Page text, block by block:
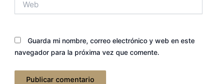
Guarda mi nombre, correo electrónico y web en este
navegador para la próxima vez que comente.